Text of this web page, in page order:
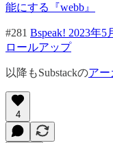
能にする『webb』
#281 Bspeak! 2023年
ロールアップ
以降もSubstackのアー
4